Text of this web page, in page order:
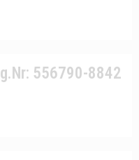
556790-8842